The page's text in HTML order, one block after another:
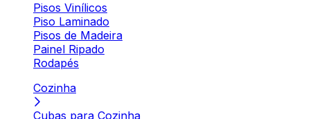
Pisos Vinílicos
Piso Laminado
Pisos de Madeira
Painel Ripado
Rodapés
Cozinha
Cubas para Cozinha